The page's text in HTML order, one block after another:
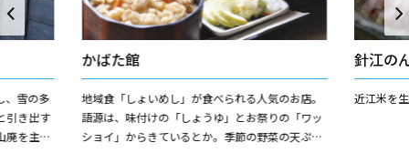
、雪の多
引き出す
廃を主に
かばた館
地域食「しょいめし」が食べられる人気のお店。
語源は、味付けの「しょうゆ」とお祭りの「ワッ
ショイ」からきているとか。季節の野菜の天ぷら
針江の
近江米を